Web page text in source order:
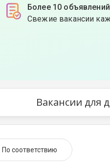
Более 10 объявлений
Свежие вакансии
Вакансии для
По соответствию